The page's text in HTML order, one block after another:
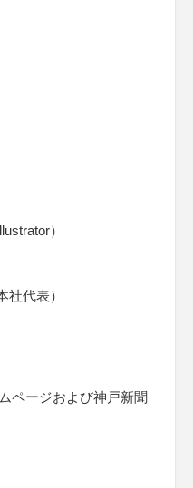
）
代表）
ページおよび神戸新聞